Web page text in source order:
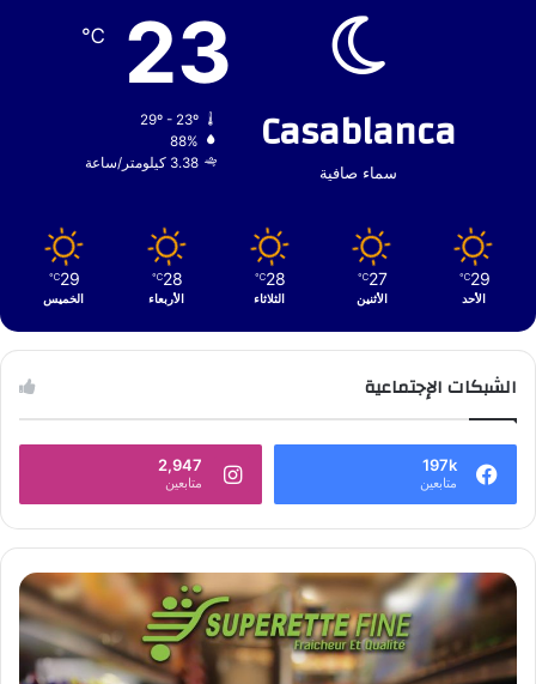
Casablanca
سماء صافية
23
℃
29º - 23º
88%
3.38 كيلومتر/ساعة
29
℃
الأحد
27
℃
الأثنين
28
℃
الثلاثاء
28
℃
الأربعاء
29
℃
الخميس
الشبكات الإجتماعية
197k
متابعين
2,947
متابعين